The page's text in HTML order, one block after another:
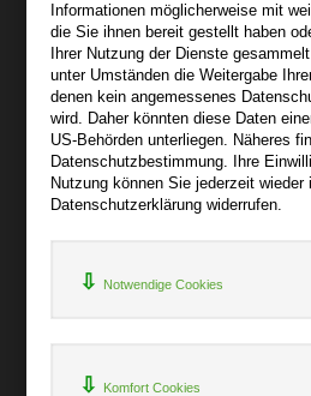
Über audiooo.net
AGB
Impressum
Widerruf
Datenschutz
Bibliotheksrabatt
Informationen möglicherweise mit
die Sie ihnen bereit gestellt haben
Ihrer Nutzung der Dienste
unter Umständen die Weitergabe
denen kein angemessenes
wird. Daher könnten diese Daten
US-Behörden unterliegen. Näheres
Datenschutzbestimmung. Ihre
Nutzung können Sie jederzeit wieder
Datenschutzerklärung widerrufen.
Notwendige Cookies
Komfort Cookies